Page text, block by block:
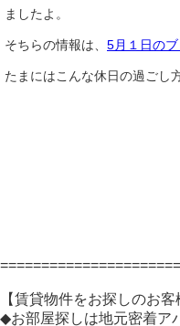
ましたよ。
そちらの情報は、 5月１日の
たまにはこんな休日の過ごし
【賃貸物件をお探しのお客
◆お部屋探しは地元密着ア